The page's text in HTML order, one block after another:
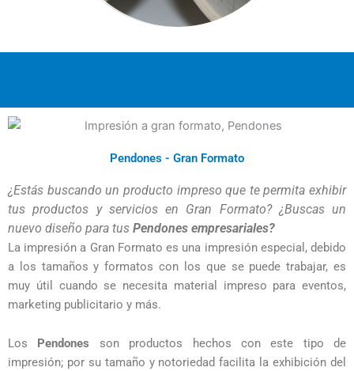
Pendones - Gran Formato
¿Estás buscando un producto impreso que te permita exhibir
tus productos y servicios en Gran Formato? ¿Buscas un
nuevo diseño para tus Pendones empresariales?
La impresión a Gran Formato es una impresión especial, debido
a los tamaños y formatos con los que se puede trabajar, es
muy útil cuando se necesita material impreso para eventos,
marketing publicitario y más.
Los Pendones son productos hechos con este tipo de
impresión; por su tamaño y notoriedad facilita la exhibición del